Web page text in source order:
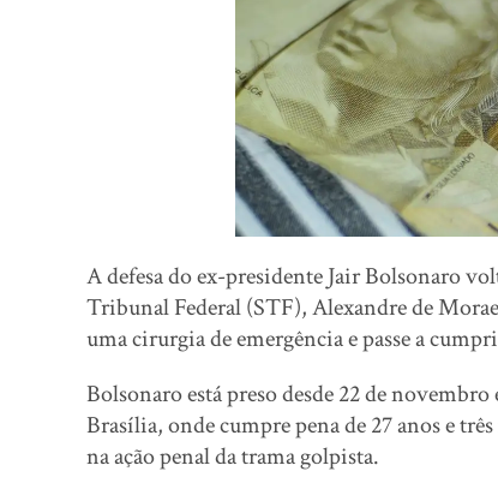
A defesa do ex-presidente Jair Bolsonaro
Tribunal Federal (STF), Alexandre de
uma cirurgia de emergência e passe a
Bolsonaro está preso desde 22 de
Brasília, onde cumpre pena de 27 anos e
na ação penal da trama golpista.